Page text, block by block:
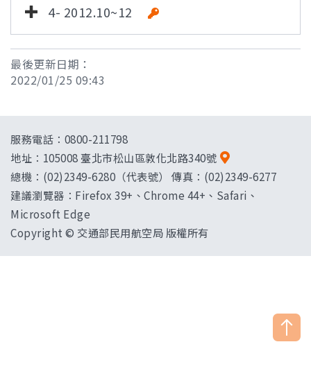
4- 2012.10~12
最後更新日期：
2022/01/25 09:43
服務電話：0800-211798
地址： 105008 臺北市松山區敦化北路340號
總機：(02)2349-6280（代表號） 傳真：(02)2349-6277
建議瀏覽器：Firefox 39+、Chrome 44+、Safari、
Microsoft Edge
Copyright © 交通部民用航空局 版權所有